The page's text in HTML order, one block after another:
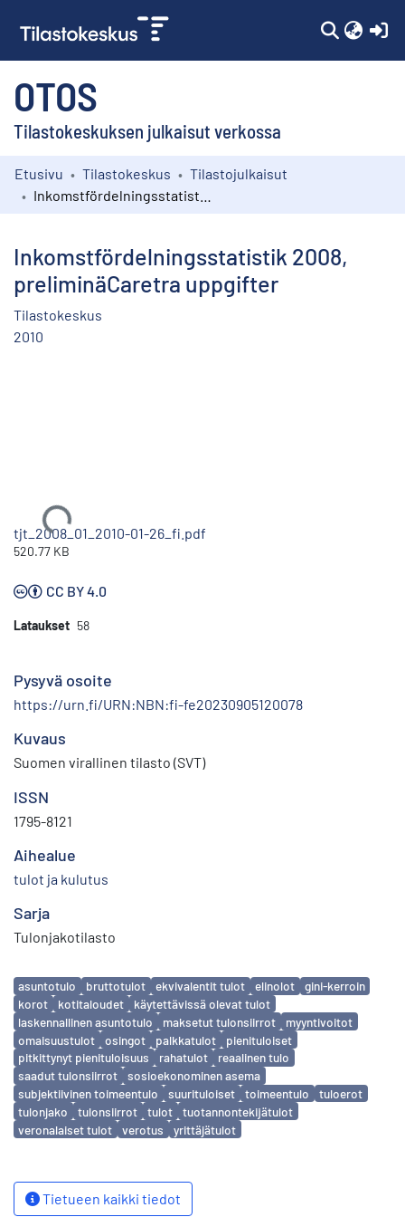
OTOS
Tilastokeskuksen julkaisut verkossa
Kokoelmat
Etusivu Tilastokeskus
Tilastojulkaisut
Inkomstfördelningsstatistik 2008,
preliminäCaretra uppgifter
Tilastokeskus
2010
Ladataan...
tjt_2008_01_2010-01-26_fi.pdf
520.77 KB
CC BY 4.0
Lataukset 58
Pysyvä osoite
https://urn.fi/URN:NBN:fi-fe20230905120078
Kuvaus
Suomen virallinen tilasto (SVT)
ISSN
1795-8121
Aihealue
tulot ja kulutus
Sarja
Tulonjakotilasto
Avainsanat
asuntotulo bruttotulot ekvivalentit tulot elinolot
gini-kerroin
korot
kotitaloudet
käytettävissä olevat tulot
laskennallinen asuntotulo
maksetut tulonsiirrot
myyntivoitot
omaisuustulot
osingot palkkatulot
pienituloiset
pitkittynyt pienituloisuus
rahatulot
reaalinen tulo
saadut tulonsiirrot
sosioekonominen asema
subjektiivinen toimeentulo
suurituloiset toimeentulo
tuloerot
tulonjako
tulonsiirrot tulot
tuotannontekijätulot
veronalaiset tulot
verotus yrittäjätulot
Tietueen kaikki tiedot